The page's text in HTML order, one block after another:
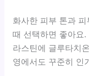
화사한 피부 톤과
때 선택하면 좋아요
라스틴에 글루타치
영에서도 꾸준히 인